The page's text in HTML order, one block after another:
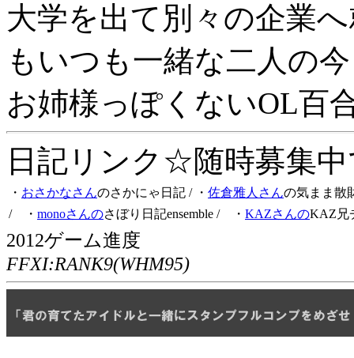
大学を出て別々の企業
もいつも一緒な二人の
お姉様っぽくないOL百
日記リンク☆随時募集
・ おさかなさんのさかにゃ日記 / ・ 佐倉雅人さんの気まま散
/ ・ monoさんのさぼり日記ensemble / ・ KAZさんのKAZ兄
2012ゲーム進度
FFXI:RANK9(WHM95)